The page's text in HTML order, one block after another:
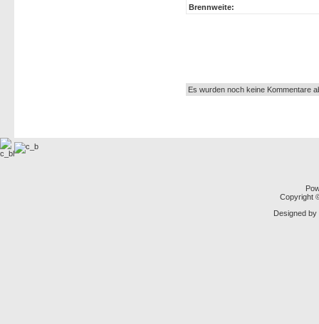
Brennweite:
Es wurden noch keine Kommentare
Copyright
Designed by